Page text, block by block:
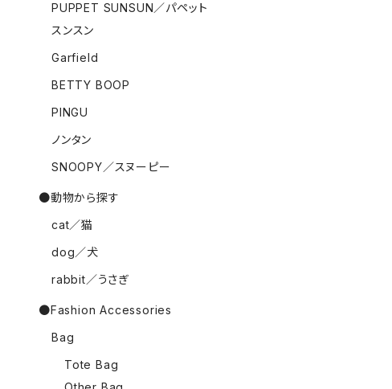
PUPPET SUNSUN／パペット
スンスン
Garfield
BETTY BOOP
PINGU
ノンタン
SNOOPY／スヌーピー
●動物から探す
cat／猫
dog／犬
rabbit／うさぎ
●Fashion Accessories
Bag
Tote Bag